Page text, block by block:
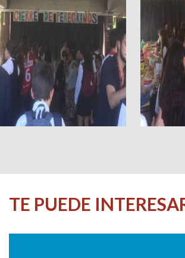
TE PUEDE